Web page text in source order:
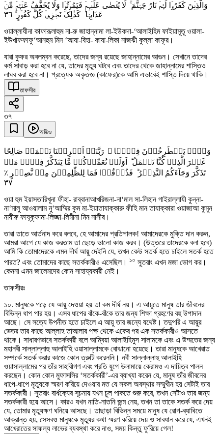
وَالَّذِیۡنَ کَفَرُوۡا لَہُمۡ نَارُ جَہَنَّمَ ۚ لَا یُقۡضٰی عَلَیۡہِمۡ فَیَمُوۡتُوۡا وَلَا یُخَفَّفُ عَنۡہُمۡ مِّنۡ
عَذَابِہَا ؕ کَذٰلِکَ نَجۡزِیۡ کُلَّ کَفُوۡرٍ ۚ ٣٦
ওয়াল্লাযীনা কাফারূলাহুম না-রু জাহান্নামা লা-ইউকদা-‘আলাইহিম ফাইয়ামূতূ ওয়ালা-
ইউখাফফাফু‘আনহুম মিন ‘আযা-বিহা- কাযা-লিকা নাজঝী কুল্লা কাফূর।
যারা কুফর অবলম্বন করেছে, তাদের জন্য রয়েছে জাহান্নামের আগুন। সেখানে তাদের
কর্ম সাবাড় করা হবে না যে, তাদের মৃত্যু ঘটবে এবং তাদের থেকে জাহান্নামের শাস্তিও
লাঘব করা হবে না। প্রত্যেক অকৃতজ্ঞ (কাফের)কে আমি এভাবেই শাস্তি দিয়ে থাকি।
তাফসীর
৩৭
অডিও
وَہُمۡ یَصۡطَرِخُوۡنَ فِیۡہَا ۚ رَبَّنَاۤ اَخۡرِجۡنَا نَعۡمَلۡ صَالِحًا
غَیۡرَ الَّذِیۡ کُنَّا نَعۡمَلُ ؕ اَوَلَمۡ نُعَمِّرۡکُمۡ مَّا یَتَذَکَّرُ فِیۡہِ مَنۡ
تَذَکَّرَ وَجَآءَکُمُ النَّذِیۡرُ ؕ فَذُوۡقُوۡا فَمَا لِلظّٰلِمِیۡنَ مِنۡ نَّصِیۡرٍ ٪
٣٧
ওয়া হুম ইয়াসতারিখূনা ফীহা- রাব্বানাআখরিজনা-না‘মাল সা-লিহান গাইরাল্লাযী কুন্না-
না‘মালু আওয়ালাম নু‘আম্মির কুম মা-ইয়াতাযাক্কারু ফীহি মান তাযাক্কারা ওয়াজাআ কুমুন
নাযীরু ফাযূকূফামা-লিজ্জা-লিমীনা মিন নাসীর।
তারা তাতে আর্তনাদ করে বলবে, হে আমাদের প্রতিপালক! আমাদেরকে মুক্তি দান করুন,
আমরা আগে যে কাজ করতাম তা ছেড়ে ভালো কাজ করব। (উত্তরে তাদেরকে বলা হবে)
আমি কি তোমাদেরকে এমন দীর্ঘ আয়ু দেইনি যে, তখন কেউ সতর্ক হতে চাইলে সতর্ক হতে
পারত? এবং তোমাদের কাছে সতর্ককারীও এসেছিল। ১০ সুতরাং এখন মজা ভোগ কর।
কেননা এমন জালেমদের কোন সাহায্যকারী নেই।
তাফসীরঃ
১০. মানুষকে গড়ে যে আয়ু দেওয়া হয় তা কম দীর্ঘ নয়। এ আয়ুতে মানুষ তার জীবনের
বিভিন্ন ধাপ পার হয়। এসব ধাপের বাঁকে-বাঁকে তার জন্য শিক্ষা গ্রহণের বহু উপাদান
আছে। সে সত্যে উপনীত হতে চাইলে এ আয়ু তার জন্যে যথেষ্ট। তদুপরি এ আয়ুর
ভেতর তার কাছে আল্লাহ তাআলার পক্ষ থেকে একের পর এক সতর্ককারীও আসতে
থাকে। সাধারণভাবে সতর্ককারী বলে আম্বিয়া আলাইহিমুস সালামকে এবং এ উম্মতের জন্য
মহানবী সাল্লাল্লাহু আলাইহি ওয়াসাল্লামকে বোঝানো হয়েছে। তারা মানুষকে আখেরাত
সম্পর্কে সতর্ক করার কাজে কোন ত্রুটি করেননি। নবী সাল্লাল্লাহু আলাইহি
ওয়াসাল্লামের পর তাঁর সাহাবীগণ এবং প্রতি যুগে উলামায়ে কেরামও এ দায়িত্ব পালন
করছেন। কোন কোন মুফাসসির ‘সতর্ককারী’-এর ব্যাখ্যা করেন যে, মানুষ তাঁর জীবনের
ধাপে-ধাপে মৃত্যুকে স্মরণ করিয়ে দেওয়ার মত যে সকল অবস্থার সম্মুখীন হয় সেটাই তার
সতর্ককারী। সুতরাং বার্ধক্যের সূচনায় যখন চুল পাকতে শুরু করে, তখন সেটাও তার জন্য
সতর্ককারী হয়ে আসে। কারও যখন নাতি-নাতনি জন্ম নেয়, তখন তা তাকে সতর্ক করে দেয়
যে, তোমার মৃত্যুক্ষণ ঘনিয়ে আসছে। তাছাড়া বিভিন্ন সময়ে মানুষ যে রোগ-ব্যাধিতে
আক্রান্ত হয়, সেসবও মানুষকে মৃত্যুর কথা স্মরণ করিয়ে দেয় ও সাবধান করে যে, এখনই
আখেরাতের সাফল্য লাভের ব্যবস্থা করে নাও, সময় কিন্তু ফুরিয়ে গেল!